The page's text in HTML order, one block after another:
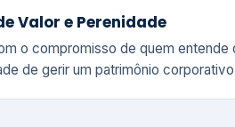
Valor e Perenidade
o compromisso de quem entende
de gerir um patrimônio